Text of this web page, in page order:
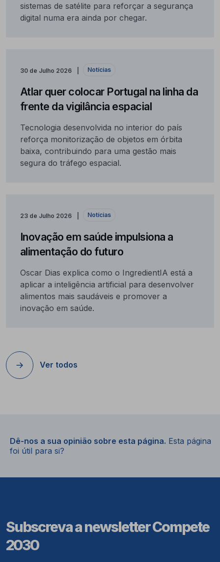
sistemas de satélite para reforçar a segurança
digital numa era ainda por chegar.
30 de Julho 2026 Notícias
Atlar quer colocar Portugal na linha da
frente da vigilância espacial
Tecnologia desenvolvida no interior do país
reforça monitorização de objetos em órbita
baixa, contribuindo para uma gestão mais
segura do tráfego espacial.
23 de Julho 2026 Notícias
Inovação em saúde impulsiona a
alimentação do futuro
Oscar Dias explica como o IngredientIA está a
aplicar a inteligência artificial para desenvolver
alimentos mais saudáveis e promover a
inovação em saúde.
Ver todos
Dê-nos a sua opinião sobre esta página. Esta página
foi útil para si?
Subscreva a newsletter Compete
2030